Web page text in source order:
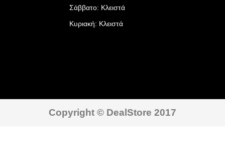
Σάββατο: Κλειστά
Κυριακή: Κλειστά
Copyright © DealStore 2017